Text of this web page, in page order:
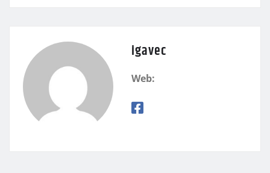
igavec
Web: